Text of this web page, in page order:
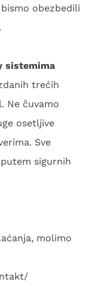
obezbedili
sistemima
trećih
Ne čuvamo
osetljive
Sve
sigurnih
molimo